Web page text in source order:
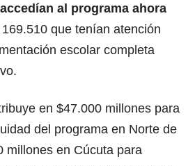
al programa ahora
que tenían atención
escolar completa
en $47.000 millones para
del programa en Norte de
millones en Cúcuta para